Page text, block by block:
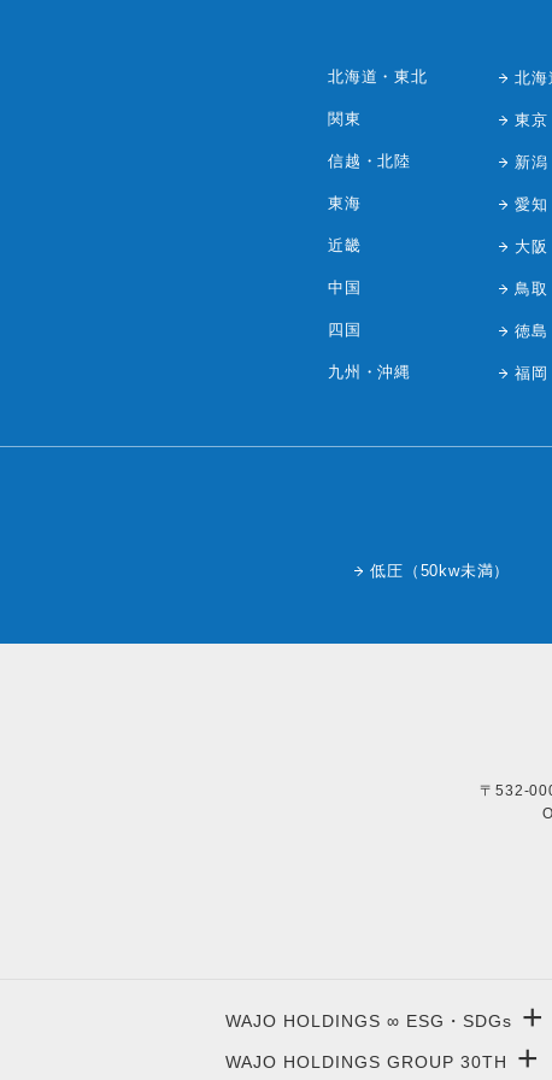
北海道・東北 北海
関東 東京
信越・北陸 新潟
東海 愛知
近畿 大阪
中国 鳥取
四国 徳島
九州・沖縄 福岡
低圧（50kw未満）
〒532-
WAJO HOLDINGS ∞ ESG・SDGs +
新サービスサイト
WAJO HOLDINGS GROUP 30TH +